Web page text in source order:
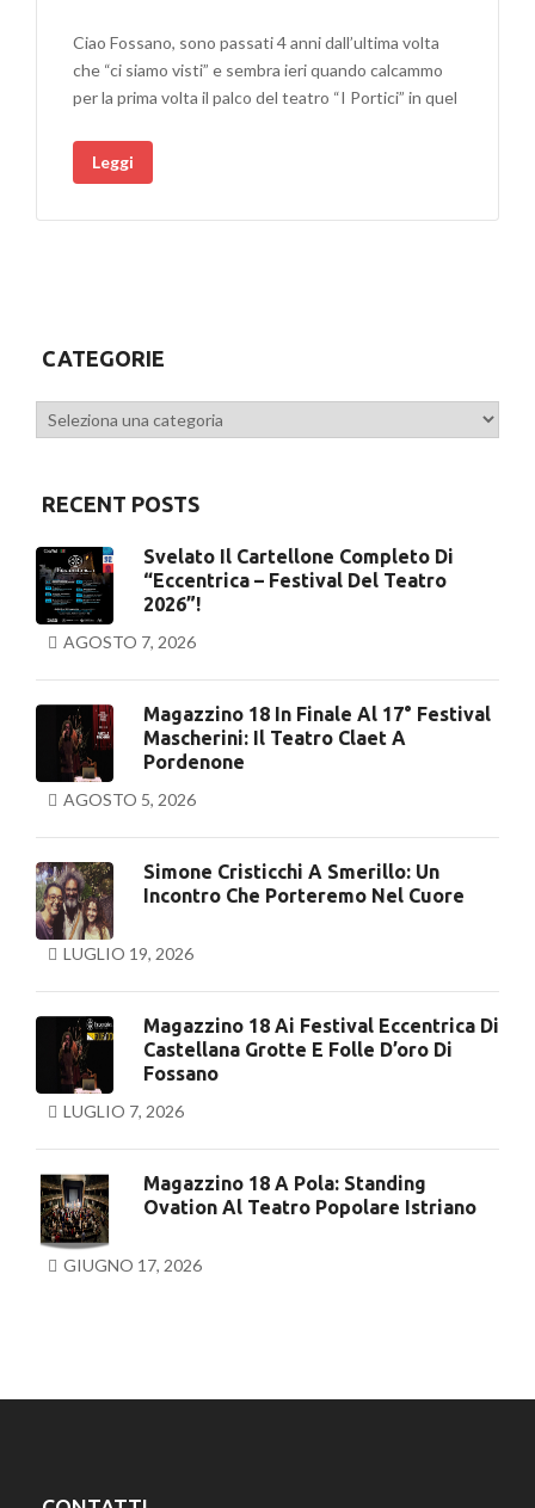
Ciao Fossano, sono passati 4 anni dall’ultima volta
che “ci siamo visti” e sembra ieri quando calcammo
per la prima volta il palco del teatro “I Portici” in quel
Leggi
CATEGORIE
Categorie
RECENT POSTS
Svelato Il Cartellone Completo Di
“Eccentrica – Festival Del Teatro
2026”!
AGOSTO 7, 2026
Magazzino 18 In Finale Al 17° Festival
Mascherini: Il Teatro Claet A
Pordenone
AGOSTO 5, 2026
Simone Cristicchi A Smerillo: Un
Incontro Che Porteremo Nel Cuore
LUGLIO 19, 2026
Magazzino 18 Ai Festival Eccentrica Di
Castellana Grotte E Folle D’oro Di
Fossano
LUGLIO 7, 2026
Magazzino 18 A Pola: Standing
Ovation Al Teatro Popolare Istriano
GIUGNO 17, 2026